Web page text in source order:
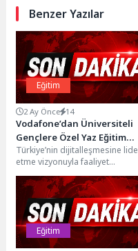
Benzer Yazılar
Eğitim
2 Ay Önce 14
Vodafone’dan Üniversiteli
Gençlere Özel Yaz Eğitim
Programı
Türkiye’nin dijitalleşmesine
etme vizyonuyla faaliyet
gösteren Vodafone, geleceğin
teknolojilerine yön verecek
yeteneklerin gelişimine
Eğitim